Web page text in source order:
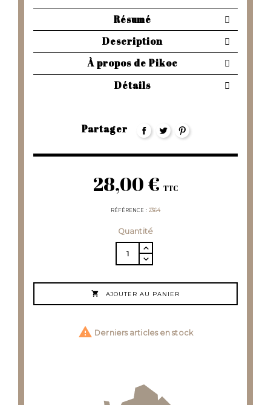
Résumé
Description
À propos de Pikoc
Détails
Partager
28,00 € TTC
RÉFÉRENCE 2364
Quantité
 AJOUTER AU PANIER
 Derniers articles en stock